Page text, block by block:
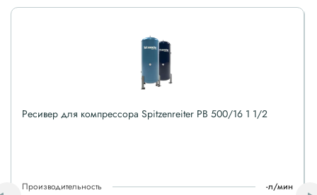
Ресивер для компрессора Spitzenreiter РВ 500/16 1 1/2
Производительность
-л/мин